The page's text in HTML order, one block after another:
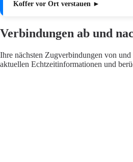
Koffer vor Ort verstauen ►
Verbindungen ab und
Ihre nächsten Zugverbindungen von
aktuellen Echtzeitinformationen und